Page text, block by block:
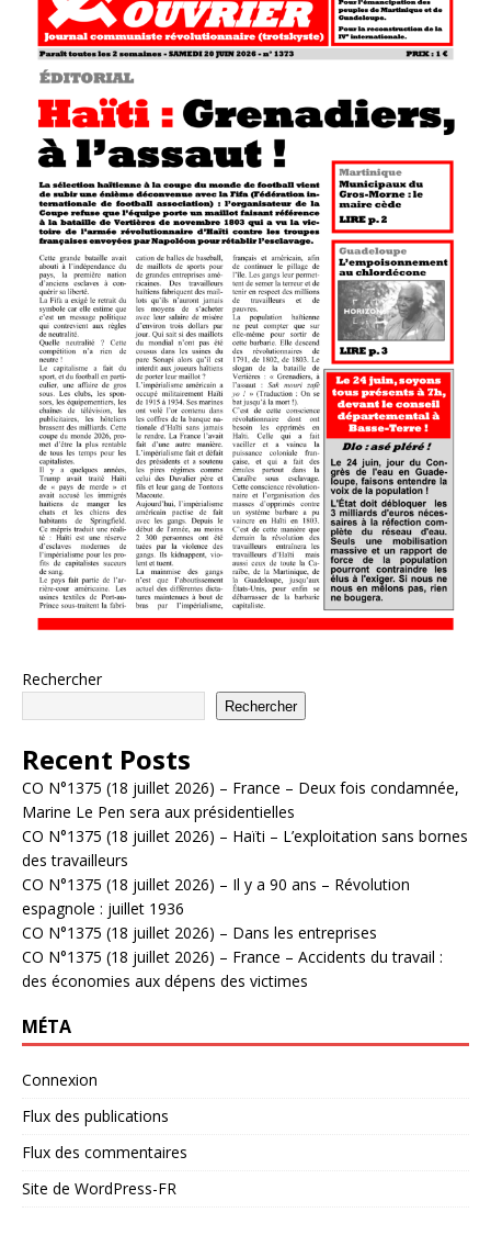
Rechercher
Rechercher
Recent Posts
CO N°1375 (18 juillet 2026) – France – Deux fois condamnée,
Marine Le Pen sera aux présidentielles
CO N°1375 (18 juillet 2026) – Haïti – L’exploitation sans bornes
des travailleurs
CO N°1375 (18 juillet 2026) – Il y a 90 ans – Révolution
espagnole : juillet 1936
CO N°1375 (18 juillet 2026) – Dans les entreprises
CO N°1375 (18 juillet 2026) – France – Accidents du travail :
des économies aux dépens des victimes
MÉTA
Connexion
Flux des publications
Flux des commentaires
Site de WordPress-FR